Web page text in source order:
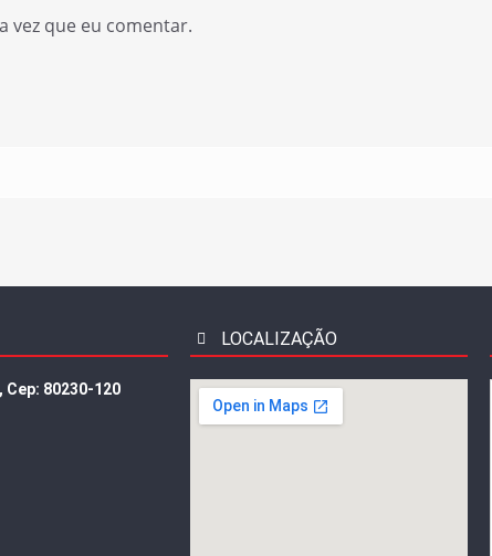
vez que eu comentar.
Cep: 80230-120
LOCALIZAÇÃO